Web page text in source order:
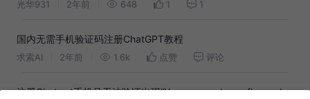
光华931 2年前 648 1 1
国内无需手机验证码注册ChatGPT教程
求索AI 2年前 1.6k 点赞 评论
注册Chatgpt手机号无法验证出现“Your account was flagged